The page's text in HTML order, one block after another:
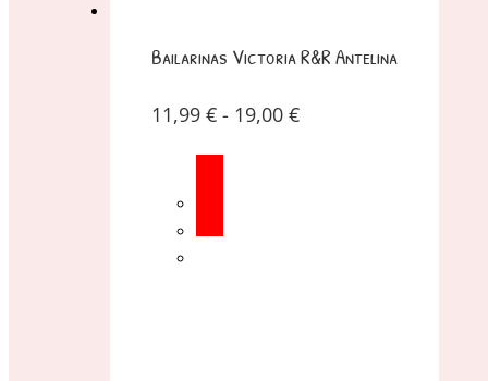
Bailarinas Victoria R&R Antelina
11,99 € - 19,00 €